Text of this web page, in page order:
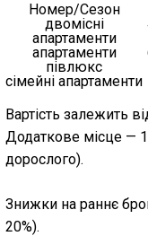
Номер/Сезон
двомісні
апартаменти
апартаменти
півлюкс
сімейні апартаменти
Вартість залежить
Додаткове місце —
дорослого).
Знижки на раннє
20%).